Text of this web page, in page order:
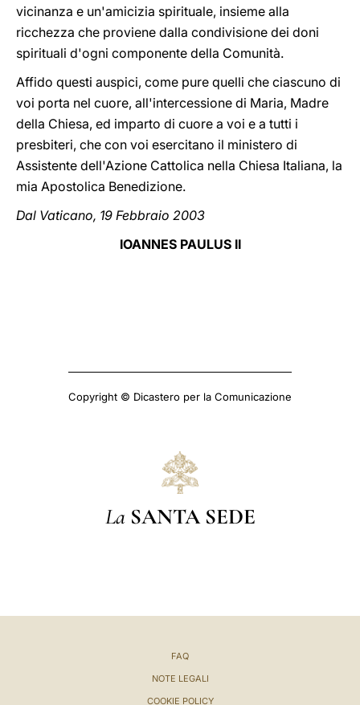
vicinanza e un'amicizia spirituale, insieme alla
ricchezza che proviene dalla condivisione dei doni
spirituali d'ogni componente della Comunità.
Affido questi auspici, come pure quelli che ciascuno di
voi porta nel cuore, all'intercessione di Maria, Madre
della Chiesa, ed imparto di cuore a voi e a tutti i
presbiteri, che con voi esercitano il ministero di
Assistente dell'Azione Cattolica nella Chiesa Italiana, la
mia Apostolica Benedizione.
Dal Vaticano, 19 Febbraio 2003
IOANNES PAULUS II
Copyright © Dicastero per la Comunicazione
La SANTA SEDE
FAQ
NOTE LEGALI
COOKIE POLICY